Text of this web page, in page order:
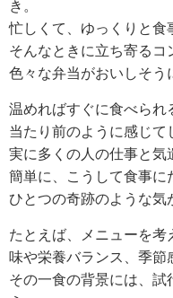
き。
忙しくて、ゆっくりと食
そんなときに立ち寄るコ
色々な弁当がおいしそう
温めればすぐに食べられ
当たり前のように感じて
実に多くの人の仕事と気
簡単に、こうして食事に
ひとつの奇跡のような気
たとえば、メニューを考
味や栄養バランス、季節
その一食の背景には、試